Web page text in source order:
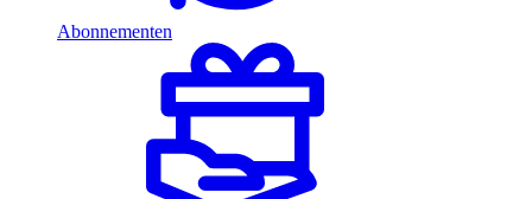
Abonnementen